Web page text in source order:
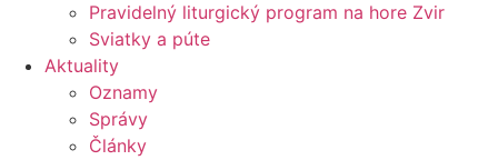
Pravidelný liturgický program na hore Zvir
Sviatky a púte
Aktuality
Oznamy
Správy
Články